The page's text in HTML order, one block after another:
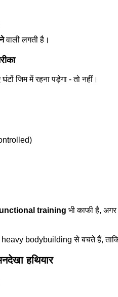
वाली लगती है।
जिम में रहना पड़ेगा - तो नहीं।
training भी काफी है,
heavy bodybuilding से बचते हैं,
हथियार